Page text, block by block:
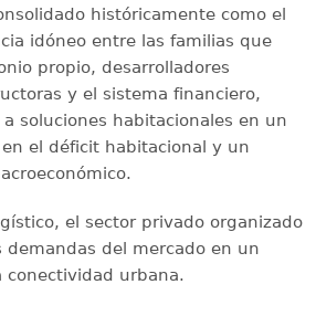
históricamente como el
idóneo entre las familias que
propio, desarrolladores
y el sistema financiero,
soluciones habitacionales en un
el déficit habitacional y un
el sector privado organizado
demandas del mercado en un
conectividad urbana.